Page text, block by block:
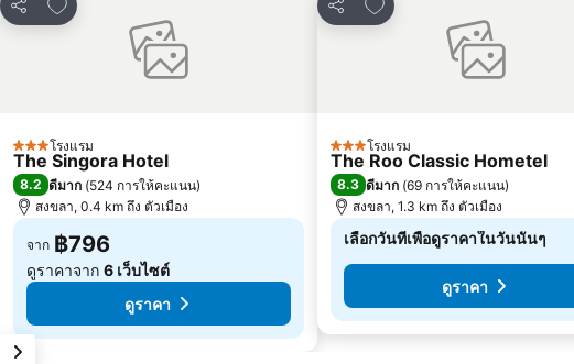
แชร์
3 ดาวโรงแรม
The Singora Hotel
8.2 ดีมาก (524 การให้คะแนน)
สงขลา, 0.4 km ถึง ตัวเมือง
จาก ฿796
ดูราคาจาก 6 เว็บไซต์
ดูราคา
แชร์
3 ดาวโรงแรม
The Roo Classic Hometel
8.3 ดีมาก (69 การให้คะแนน)
สงขลา, 1.3 km ถึง ตัวเมือง
เลือกวันที่เพื่อดูราคาในวันนั้นๆ
ดูราคา